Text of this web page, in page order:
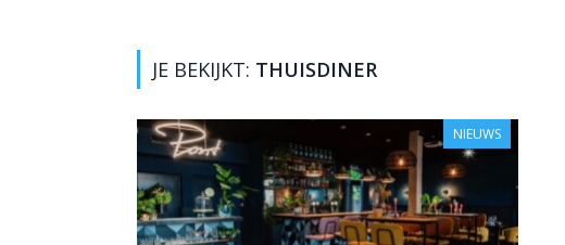
JE BEKIJKT: THUISDINER
NIEUWS